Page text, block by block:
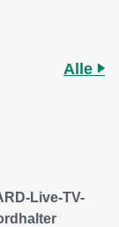
Alle
Live-TV-